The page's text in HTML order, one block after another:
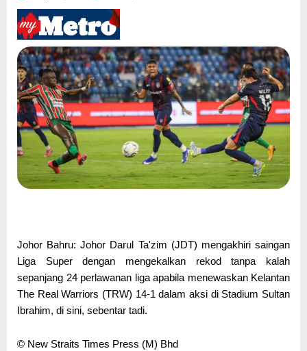
Johor Bahru: Johor Darul Ta'zim (JDT) mengakhiri saingan
Liga Super dengan mengekalkan rekod tanpa kalah
sepanjang 24 perlawanan liga apabila menewaskan Kelantan
The Real Warriors (TRW) 14-1 dalam aksi di Stadium Sultan
Ibrahim, di sini, sebentar tadi.
© New Straits Times Press (M) Bhd